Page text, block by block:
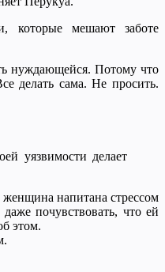
которые мешают заботе
нуждающейся. Потому что
делать сама. Не просить.
уязвимости делает
напитана стрессом
почувствовать, что ей
этом.